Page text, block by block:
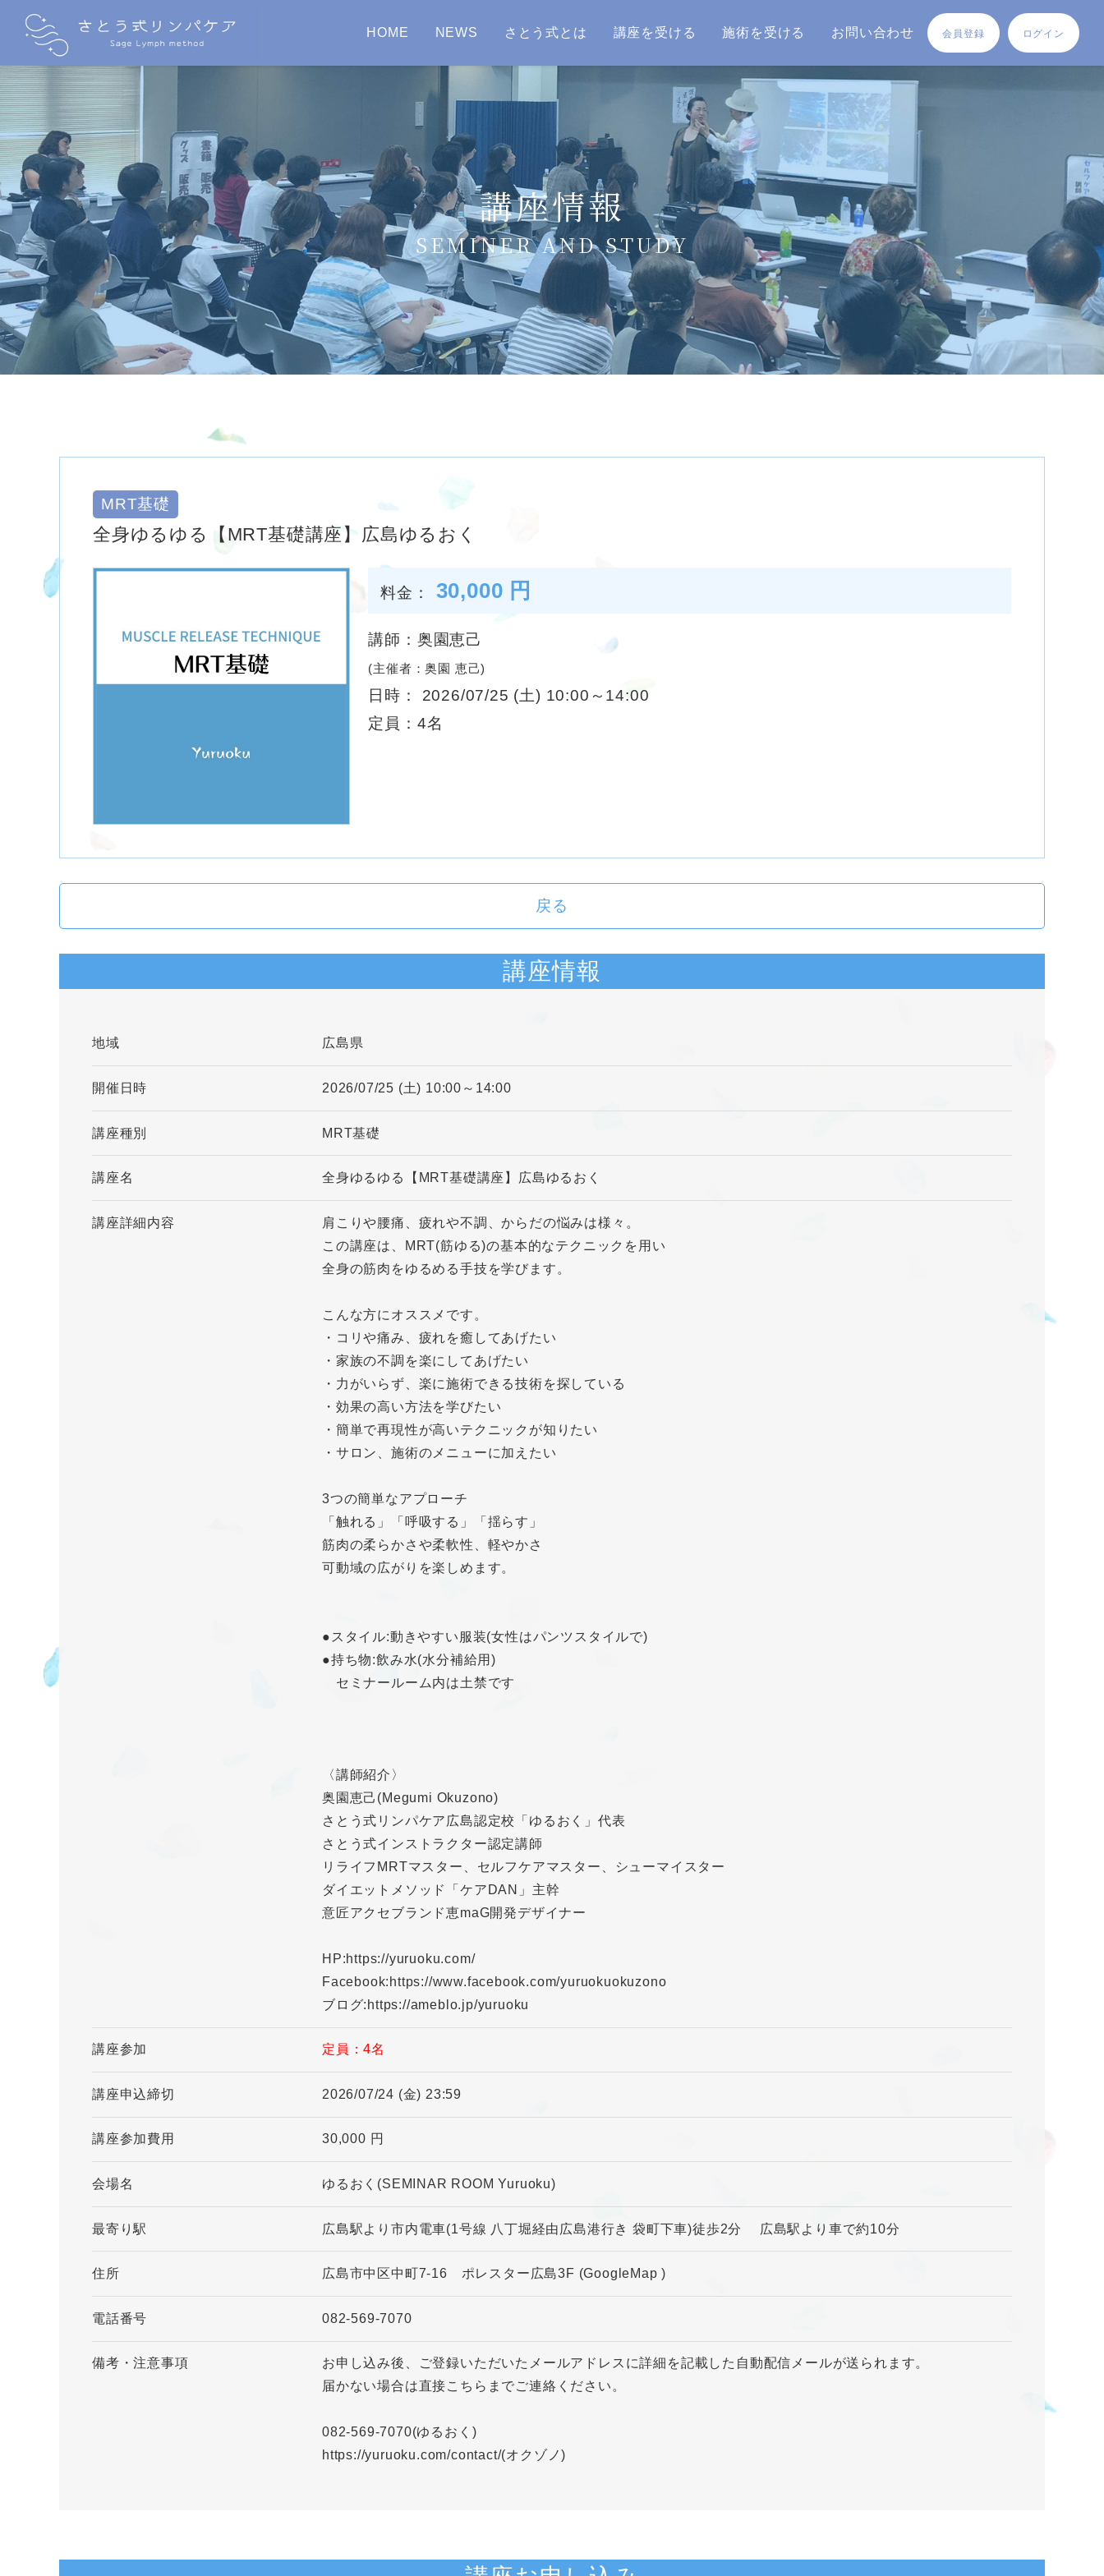
HOME NEWS さとう式とは 講座を受ける 施術を受ける お問い合わせ 会員登録 ログイン
講座情報
SEMINER AND STUDY
MRT基礎
全身ゆるゆる【MRT基礎講座】広島ゆるおく
料金： 30,000 円
講師：奥園恵己
(主催者：奥園 恵己)
日時： 2026/07/25 (土) 10:00～14:00
定員：4名
戻る
講座情報
地域 広島県
開催日時 2026/07/25 (土) 10:00～14:00
講座種別 MRT基礎
講座名 全身ゆるゆる【MRT基礎講座】広島ゆるおく
講座詳細内容
肩こりや腰痛、疲れや不調、からだの悩みは様々。
この講座は、MRT(筋ゆる)の基本的なテクニックを用い
全身の筋肉をゆるめる手技を学びます。
こんな方にオススメです。
・コリや痛み、疲れを癒してあげたい
・家族の不調を楽にしてあげたい
・力がいらず、楽に施術できる技術を探している
・効果の高い方法を学びたい
・簡単で再現性が高いテクニックが知りたい
・サロン、施術のメニューに加えたい
3つの簡単なアプローチ
「触れる」「呼吸する」「揺らす」
筋肉の柔らかさや柔軟性、軽やかさ
可動域の広がりを楽しめます。
●スタイル:動きやすい服装(女性はパンツスタイルで)
●持ち物:飲み水(水分補給用)
セミナールーム内は土禁です
〈講師紹介〉
奥園恵己(Megumi Okuzono)
さとう式リンパケア広島認定校「ゆるおく」代表
さとう式インストラクター認定講師
リライフMRTマスター、セルフケアマスター、シューマイスター
ダイエットメソッド「ケアDAN」主幹
意匠アクセブランド恵maG開発デザイナー
HP:https://yuruoku.com/
Facebook:https://www.facebook.com/yuruokuokuzono
ブログ:https://ameblo.jp/yuruoku
講座参加 定員：4名
講座申込締切 2026/07/24 (金) 23:59
講座参加費用 30,000 円
会場名 ゆるおく(SEMINAR ROOM Yuruoku)
最寄り駅 広島駅より市内電車(1号線 八丁堀経由広島港行き 袋町下車)徒歩2分 広島駅より車で約10分
住所 広島市中区中町7-16 ポレスター広島3F (GoogleMap)
電話番号 082-569-7070
備考・注意事項
お申し込み後、ご登録いただいたメールアドレスに詳細を記載した自動配信メールが送られます。
届かない場合は直接こちらまでご連絡ください。
082-569-7070(ゆるおく)
https://yuruoku.com/contact/(オクゾノ)